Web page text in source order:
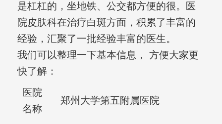
是杠杠的，坐地铁、公交都方便的很。医
院皮肤科在治疗白斑方面，积累了丰富的
经验，汇聚了一批经验丰富的医生。
我们可以整理一下基本信息， 方便大家更
快了解：
医院
名称
郑州大学第五附属医院